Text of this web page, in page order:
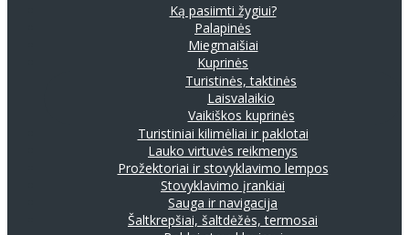
Ką pasiimti žygiui?
Palapinės
Miegmaišiai
Kuprinės
Turistinės, taktinės
Laisvalaikio
Vaikiškos kuprinės
Turistiniai kilimėliai ir paklotai
Lauko virtuvės reikmenys
Prožektoriai ir stovyklavimo lempos
Stovyklavimo įrankiai
Sauga ir navigacija
Šaltkrepšiai, šaltdėžės, termosai